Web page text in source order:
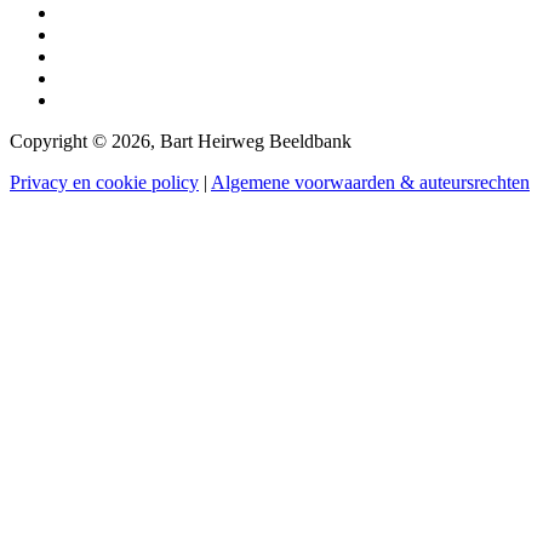
Copyright © 2026, Bart Heirweg Beeldbank
Privacy en cookie policy | Algemene voorwaarden & auteursrechten